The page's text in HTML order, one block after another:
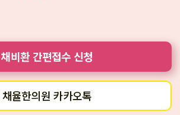
채비환 간편접수 신청
채율한의원 카카오톡